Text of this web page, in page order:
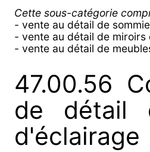
Cette sous-catégorie
- vente au détail de
- vente au détail de miroirs
- vente au détail de
47.00.56
de détail
d'éclairage